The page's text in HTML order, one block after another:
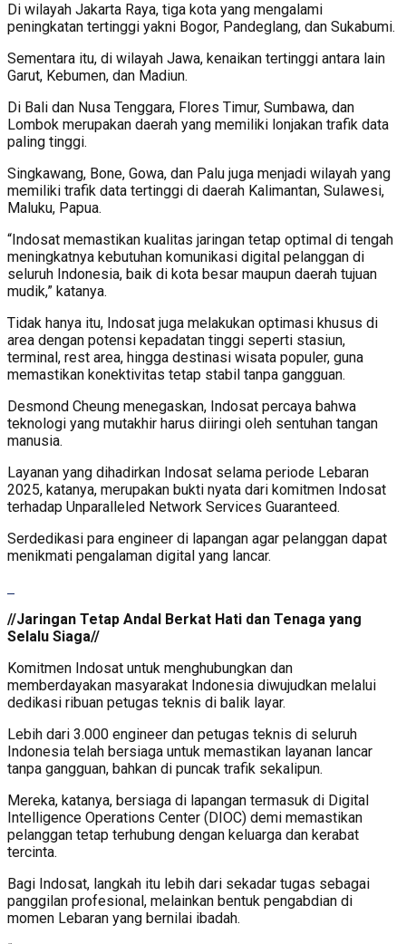
Di wilayah Jakarta Raya, tiga kota yang mengalami
peningkatan tertinggi yakni Bogor, Pandeglang, dan Sukabumi.
Sementara itu, di wilayah Jawa, kenaikan tertinggi antara lain
Garut, Kebumen, dan Madiun.
Di Bali dan Nusa Tenggara, Flores Timur, Sumbawa, dan
Lombok merupakan daerah yang memiliki lonjakan trafik data
paling tinggi.
Singkawang, Bone, Gowa, dan Palu juga menjadi wilayah yang
memiliki trafik data tertinggi di daerah Kalimantan, Sulawesi,
Maluku, Papua.
“Indosat memastikan kualitas jaringan tetap optimal di tengah
meningkatnya kebutuhan komunikasi digital pelanggan di
seluruh Indonesia, baik di kota besar maupun daerah tujuan
mudik,” katanya.
Tidak hanya itu, Indosat juga melakukan optimasi khusus di
area dengan potensi kepadatan tinggi seperti stasiun,
terminal, rest area, hingga destinasi wisata populer, guna
memastikan konektivitas tetap stabil tanpa gangguan.
Desmond Cheung menegaskan, Indosat percaya bahwa
teknologi yang mutakhir harus diiringi oleh sentuhan tangan
manusia.
Layanan yang dihadirkan Indosat selama periode Lebaran
2025, katanya, merupakan bukti nyata dari komitmen Indosat
terhadap Unparalleled Network Services Guaranteed.
Serdedikasi para engineer di lapangan agar pelanggan dapat
menikmati pengalaman digital yang lancar.
//Jaringan Tetap Andal Berkat Hati dan Tenaga yang
Selalu Siaga//
Komitmen Indosat untuk menghubungkan dan
memberdayakan masyarakat Indonesia diwujudkan melalui
dedikasi ribuan petugas teknis di balik layar.
Lebih dari 3.000 engineer dan petugas teknis di seluruh
Indonesia telah bersiaga untuk memastikan layanan lancar
tanpa gangguan, bahkan di puncak trafik sekalipun.
Mereka, katanya, bersiaga di lapangan termasuk di Digital
Intelligence Operations Center (DIOC) demi memastikan
pelanggan tetap terhubung dengan keluarga dan kerabat
tercinta.
Bagi Indosat, langkah itu lebih dari sekadar tugas sebagai
panggilan profesional, melainkan bentuk pengabdian di
momen Lebaran yang bernilai ibadah.